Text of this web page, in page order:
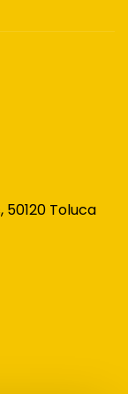
50120 Toluca